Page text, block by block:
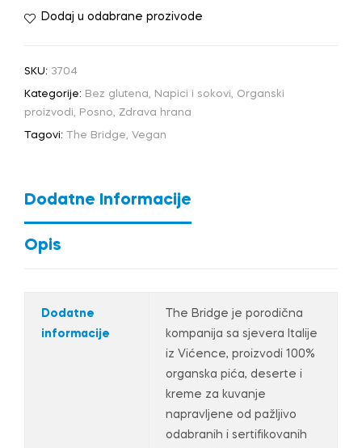
Dodaj u odabrane prozivode
SKU: 3704
Kategorije: Bez glutena, Napici i sokovi, Organski
proizvodi, Posno, Zdrava hrana
Tagovi: The Bridge, Vegan
Dodatne Informacije
Opis
Dodatne
informacije
The Bridge je porodična
kompanija sa sjevera Italije
iz Vićence, proizvodi 100%
organska pića, deserte i
kreme za kuvanje
napravljene od pažljivo
odabranih i sertifikovanih